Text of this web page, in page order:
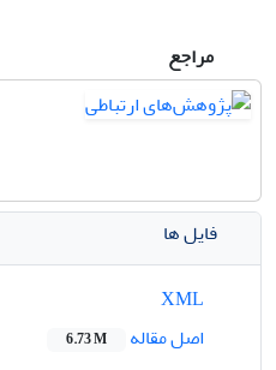
مراجع
فایل ها
اصل مقاله
6.73 M